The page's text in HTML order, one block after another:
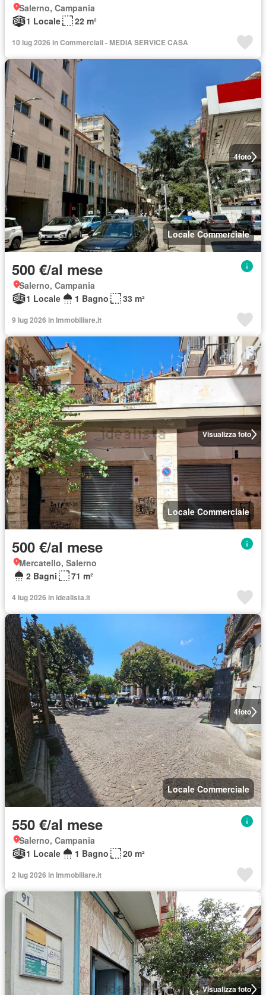
Salerno, Campania
1 Locale
22 m²
10 lug 2026 in Commerciali - MEDIA SERVICE CASA
4foto
Locale Commerciale
500 €/al mese
Salerno, Campania
1 Locale
1 Bagno 33 m²
9 lug 2026 in Immobiliare.it
Visualizza foto
Locale Commerciale
500 €/al mese
Mercatello, Salerno
2 Bagni
71 m²
4 lug 2026 in idealista.it
4foto
Locale Commerciale
550 €/al mese
Salerno, Campania
1 Locale
1 Bagno 20 m²
2 lug 2026 in Immobiliare.it
Visualizza foto